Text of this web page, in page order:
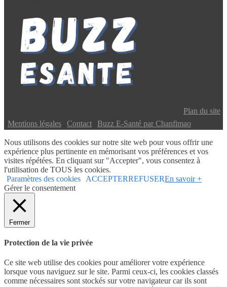
Plan du site
Mentions légales Contact Buzz E-Santé par Chanfimao
Nous utilisons des cookies sur notre site web pour vous offrir une
expérience plus pertinente en mémorisant vos préférences et vos
visites répétées. En cliquant sur "Accepter", vous consentez à
l'utilisation de TOUS les cookies.
Paramètres des cookies
ACCEPTERREFUSEREn savoir +
Gérer le consentement
Fermer
Protection de la vie privée
Ce site web utilise des cookies pour améliorer votre expérience
lorsque vous naviguez sur le site. Parmi ceux-ci, les cookies classés
comme nécessaires sont stockés sur votre navigateur car ils sont